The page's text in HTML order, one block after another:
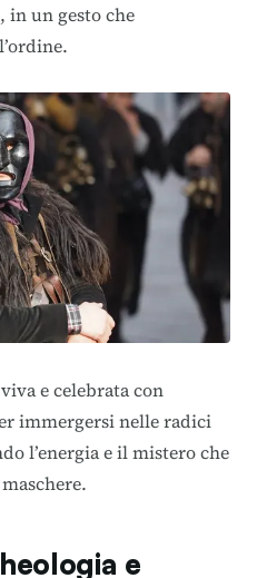
in un gesto che
e celebrata con
immergersi nelle radici
l’energia e il mistero che
e